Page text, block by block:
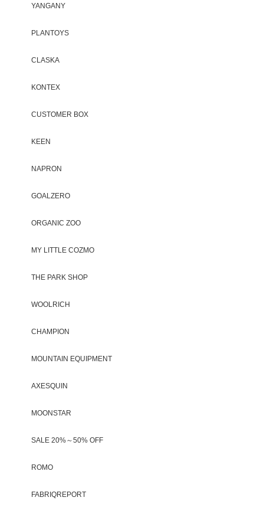
YANGANY
PLANTOYS
CLASKA
KONTEX
CUSTOMER BOX
KEEN
NAPRON
GOALZERO
ORGANIC ZOO
MY LITTLE COZMO
THE PARK SHOP
WOOLRICH
CHAMPION
MOUNTAIN EQUIPMENT
AXESQUIN
MOONSTAR
SALE 20%～50% OFF
ROMO
FABRIQREPORT